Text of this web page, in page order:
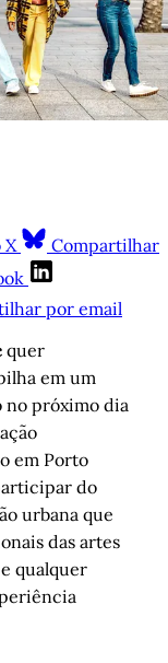
X
Compartilhar
por email
quer
em um
no próximo dia
em Porto
do
urbana que
das artes
e qualquer